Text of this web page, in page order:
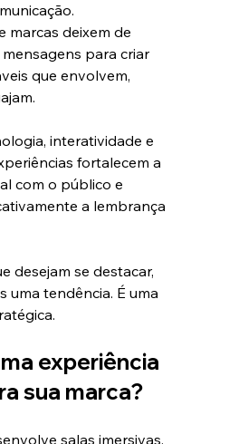
marcas deixem de
para criar
que envolvem,
interatividade e
fortalecem a
com o público e
a lembrança
desejam se destacar,
uma tendência. É uma
experiência
sua marca?
salas imersivas,